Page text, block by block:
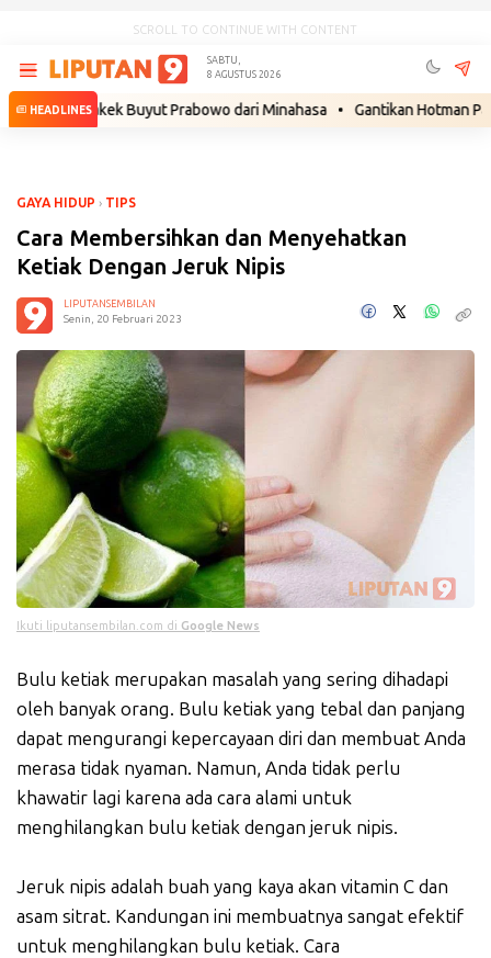
SCROLL TO CONTINUE WITH CONTENT
SABTU,
8 AGUSTUS 2026
HEADLINES
Kakek Buyut Prabowo dari Minahasa • Gantikan Hotman Paris, Febri
GAYA HIDUP › TIPS
Cara Membersihkan dan Menyehatkan
Ketiak Dengan Jeruk Nipis
LIPUTANSEMBILAN
Senin, 20 Februari 2023
Ikuti liputansembilan.com di Google News
Bulu ketiak merupakan masalah yang sering dihadapi
oleh banyak orang. Bulu ketiak yang tebal dan panjang
dapat mengurangi kepercayaan diri dan membuat Anda
merasa tidak nyaman. Namun, Anda tidak perlu
khawatir lagi karena ada cara alami untuk
menghilangkan bulu ketiak dengan jeruk nipis.
Jeruk nipis adalah buah yang kaya akan vitamin C dan
asam sitrat. Kandungan ini membuatnya sangat efektif
untuk menghilangkan bulu ketiak. Cara